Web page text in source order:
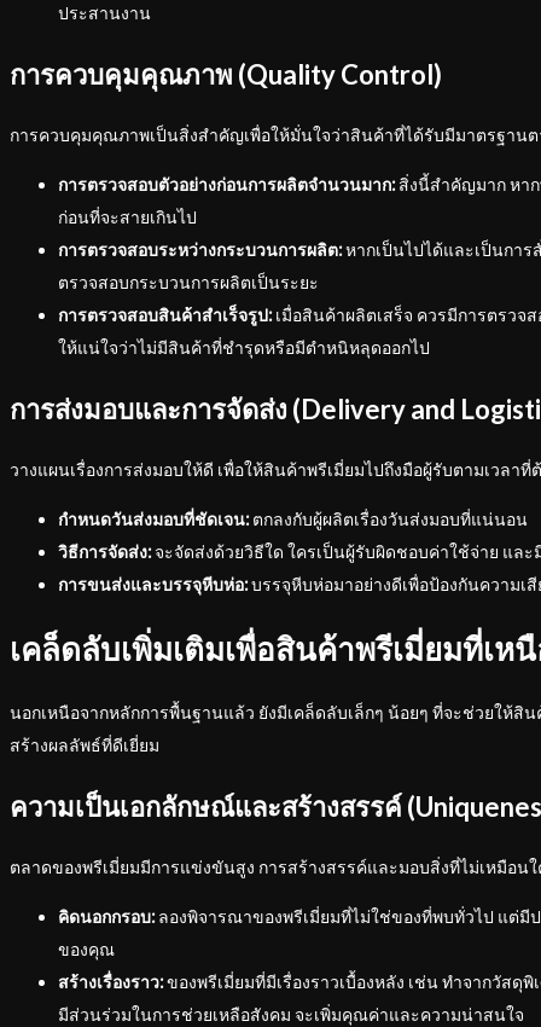
ประสานงาน
การควบคุมคุณภาพ (Quality Control)
การควบคุมคุณภาพเป็นสิ่งสำคัญเพื่อให้มั่นใจว่าสินค้าที่ได้รับมีมาตรฐานต
การตรวจสอบตัวอย่างก่อนการผลิตจำนวนมาก:สิ่งนี้สำคัญมาก หา
ก่อนที่จะสายเกินไป
การตรวจสอบระหว่างกระบวนการผลิต:หากเป็นไปได้และเป็นกา
ตรวจสอบกระบวนการผลิตเป็นระยะ
การตรวจสอบสินค้าสำเร็จรูป:เมื่อสินค้าผลิตเสร็จ ควรมีการตรวจ
ให้แน่ใจว่าไม่มีสินค้าที่ชำรุดหรือมีตำหนิหลุดออกไป
การส่งมอบและการจัดส่ง (Delivery and
วางแผนเรื่องการส่งมอบให้ดี เพื่อให้สินค้าพรีเมี่ยมไปถึงมือผู้รับตามเวลาที่
กำหนดวันส่งมอบที่ชัดเจน:ตกลงกับผู้ผลิตเรื่องวันส่งมอบที่แน่นอน
วิธีการจัดส่ง:จะจัดส่งด้วยวิธีใด ใครเป็นผู้รับผิดชอบค่าใช้จ่าย แล
การขนส่งและบรรจุหีบห่อ:บรรจุหีบห่อมาอย่างดีเพื่อป้องกันความเ
เคล็ดลับเพิ่มเติมเพื่อสินค้าพรีเมี่ยมที่เห
นอกเหนือจากหลักการพื้นฐานแล้ว ยังมีเคล็ดลับเล็กๆ น้อยๆ ที่จะช่วยให้สิ
สร้างผลลัพธ์ที่ดีเยี่ยม
ความเป็นเอกลักษณ์และสร้างสรรค์
ตลาดของพรีเมี่ยมมีการแข่งขันสูง การสร้างสรรค์และมอบสิ่งที่ไม่เหมือน
คิดนอกกรอบ:ลองพิจารณาของพรีเมี่ยมที่ไม่ใช่ของที่พบทั่วไป แต่มี
ของคุณ
สร้างเรื่องราว:ของพรีเมี่ยมที่มีเรื่องราวเบื้องหลัง เช่น ทำจากวัสดุ
มีส่วนร่วมในการช่วยเหลือสังคม จะเพิ่มคุณค่าและความน่าสนใจ